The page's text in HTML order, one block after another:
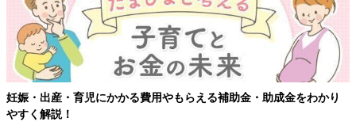
妊娠・出産・育児にかかる費用やもらえる補助金・助成金をわかり
やすく解説！